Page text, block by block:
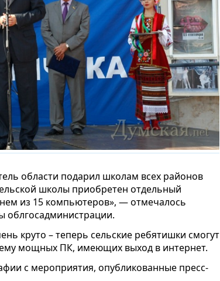
области подарил школам всех районов
школы приобретен отдельный
из 15 компьютеров», — отмечалось
круто – теперь сельские ребятишки смогут
мощных ПК, имеющих выход в интернет.
с мероприятия, опубликованные пресс-